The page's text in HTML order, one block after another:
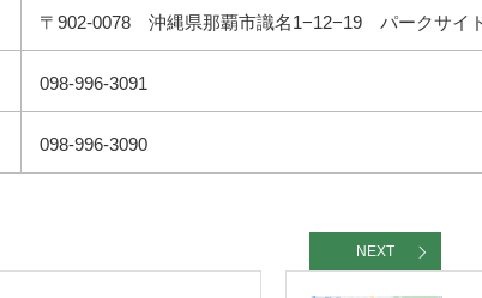
〒902-0078 沖縄県那覇市識名1−12−19 パークサイ
098-996-3091
098-996-3090
NEXT